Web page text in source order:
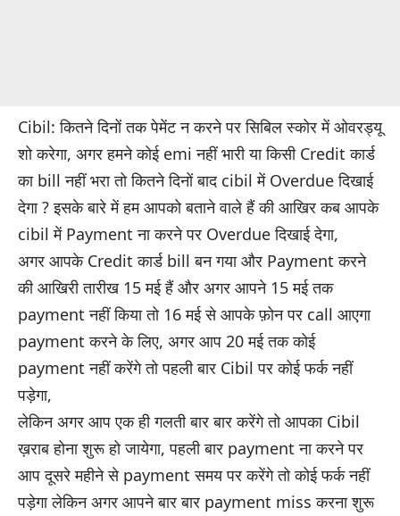
Cibil: कितने दिनों तक पेमेंट न करने पर सिबिल स्कोर में ओवरड्यू
शो करेगा, अगर हमने कोई emi नहीं भारी या किसी Credit कार्ड
का bill नहीं भरा तो कितने दिनों बाद cibil में Overdue दिखाई
देगा ? इसके बारे में हम आपको बताने वाले हैं की आखिर कब आपके
cibil में Payment ना करने पर Overdue दिखाई देगा,
अगर आपके Credit कार्ड bill बन गया और Payment करने
की आखिरी तारीख 15 मई हैं और अगर आपने 15 मई तक
payment नहीं किया तो 16 मई से आपके फ़ोन पर call आएगा
payment करने के लिए, अगर आप 20 मई तक कोई
payment नहीं करेंगे तो पहली बार Cibil पर कोई फर्क नहीं
पड़ेगा,
लेकिन अगर आप एक ही गलती बार बार करेंगे तो आपका Cibil
ख़राब होना शुरू हो जायेगा, पहली बार payment ना करने पर
आप दूसरे महीने से payment समय पर करेंगे तो कोई फर्क नहीं
पड़ेगा लेकिन अगर आपने बार बार payment miss करना शुरू